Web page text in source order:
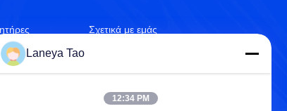
Σχετικά με εμάς
Έλεγχος ποιότητας
Laneya Tao
12:34 PM